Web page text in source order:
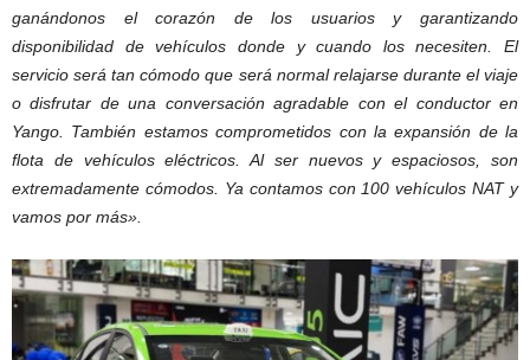
ganándonos el corazón de los usuarios y garantizando
disponibilidad de vehículos donde y cuando los necesiten. El
servicio será tan cómodo que será normal relajarse durante el viaje
o disfrutar de una conversación agradable con el conductor en
Yango. También estamos comprometidos con la expansión de la
flota de vehículos eléctricos. Al ser nuevos y espaciosos, son
extremadamente cómodos. Ya contamos con 100 vehículos NAT y
vamos por más».